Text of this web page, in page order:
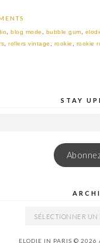
, blog mode , bubble gum,
,rollers vintage , rookie , rookie
STAY
ARCHIVES
ELODIE IN PARIS © 2026